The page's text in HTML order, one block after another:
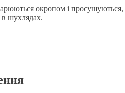
окропом і просушуються,
в шухлядах.